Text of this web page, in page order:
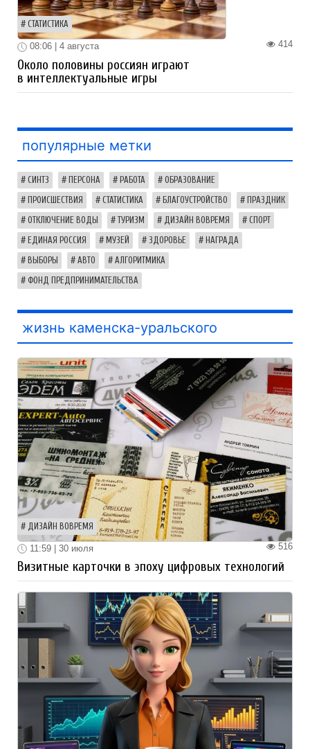
СТАТИСТИКА
414
08:06 | 4 августа
Около половины россиян играют
в интеллектуальные игры
популярные метки
СИНТЗ ПЕРСОНА РАБОТА ОБРАЗОВАНИЕ
ПРОИСШЕСТВИЯ СТАТИСТИКА БЛАГОУСТРОЙСТВО ПРАЗДНИК
ОТКЛЮЧЕНИЕ ВОДЫ ТУРИЗМ ДИЗАЙН ВОВРЕМЯ СПОРТ
ЕДИНАЯ РОССИЯ МУЗЕЙ ЗДОРОВЬЕ НАГРАДА
ВЫБОРЫ АВТО АЛГОРИТМИКА
ФОНД ПРЕДПРИНИМАТЕЛЬСТВА
жизнь каменска-уральского
ДИЗАЙН ВОВРЕМЯ
516
11:59 | 30 июля
Визитные карточки в эпоху цифровых технологий